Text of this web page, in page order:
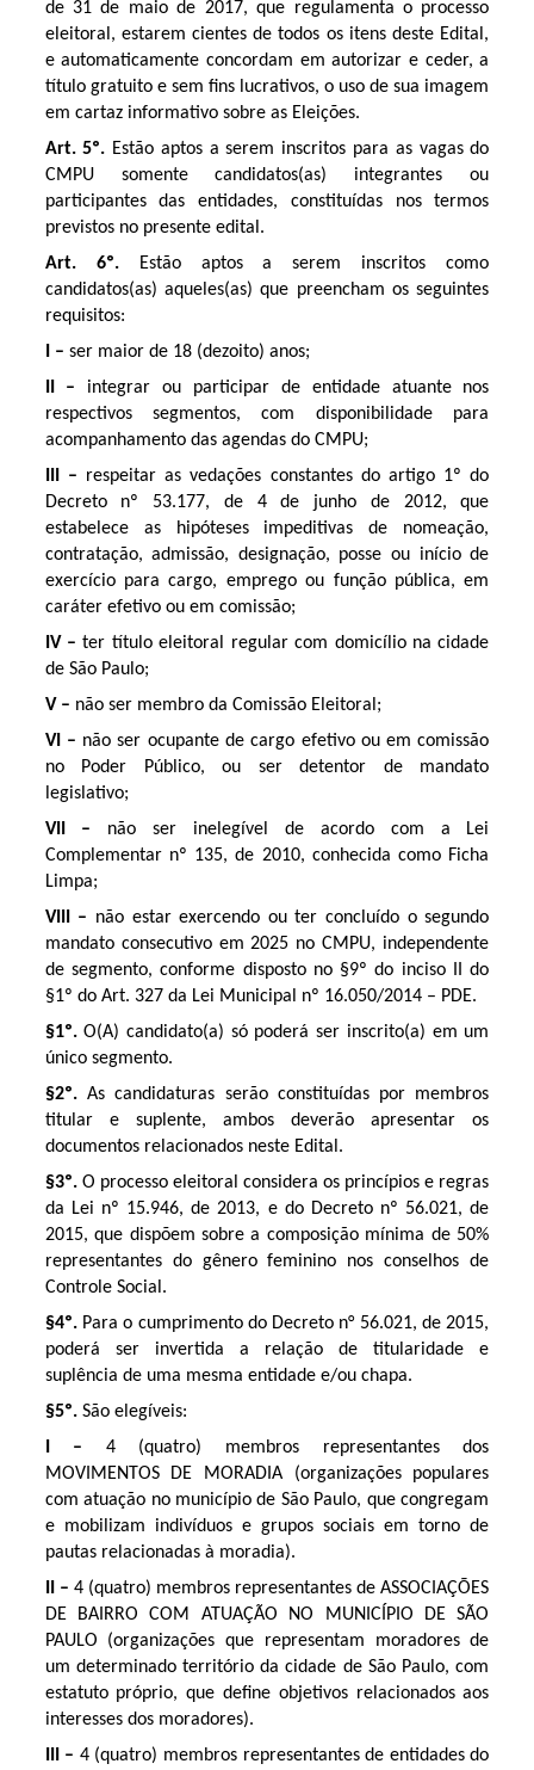
de 31 de maio de 2017, que regulamenta o processo
eleitoral, estarem cientes de todos os itens deste Edital,
e automaticamente concordam em autorizar e ceder, a
título gratuito e sem fins lucrativos, o uso de sua imagem
em cartaz informativo sobre as Eleições.
Art. 5º. Estão aptos a serem inscritos para as vagas do
CMPU somente candidatos(as) integrantes ou
participantes das entidades, constituídas nos termos
previstos no presente edital.
Art. 6º.Estão aptos a serem inscritos como
candidatos(as) aqueles(as) que preencham os seguintes
requisitos:
I – ser maior de 18 (dezoito) anos;
II – integrar ou participar de entidade atuante nos
respectivos segmentos, com disponibilidade para
acompanhamento das agendas do CMPU;
III – respeitar as vedações constantes do artigo 1º do
Decreto nº 53.177, de 4 de junho de 2012, que
estabelece as hipóteses impeditivas de nomeação,
contratação, admissão, designação, posse ou início de
exercício para cargo, emprego ou função pública, em
caráter efetivo ou em comissão;
IV – ter título eleitoral regular com domicílio na cidade
de São Paulo;
V – não ser membro da Comissão Eleitoral;
VI – não ser ocupante de cargo efetivo ou em comissão
no Poder Público, ou ser detentor de mandato
legislativo;
VII – não ser inelegível de acordo com a Lei
Complementar nº 135, de 2010, conhecida como Ficha
Limpa;
VIII – não estar exercendo ou ter concluído o segundo
mandato consecutivo em 2025 no CMPU, independente
de segmento, conforme disposto no §9º do inciso II do
§1º do Art. 327 da Lei Municipal nº 16.050/2014 – PDE.
§1º.O(A) candidato(a) só poderá ser inscrito(a) em um
único segmento.
§2º. As candidaturas serão constituídas por membros
titular e suplente, ambos deverão apresentar os
documentos relacionados neste Edital.
§3º. O processo eleitoral considera os princípios e regras
da Lei nº 15.946, de 2013, e do Decreto nº 56.021, de
2015, que dispõem sobre a composição mínima de 50%
representantes do gênero feminino nos conselhos de
Controle Social.
§4º. Para o cumprimento do Decreto n° 56.021, de 2015,
poderá ser invertida a relação de titularidade e
suplência de uma mesma entidade e/ou chapa.
§5º. São elegíveis:
I – 4 (quatro) membros representantes dos
MOVIMENTOS DE MORADIA (organizações populares
com atuação no município de São Paulo, que congregam
e mobilizam indivíduos e grupos sociais em torno de
pautas relacionadas à moradia).
II – 4 (quatro) membros representantes de ASSOCIAÇÕES
DE BAIRRO COM ATUAÇÃO NO MUNICÍPIO DE SÃO
PAULO (organizações que representam moradores de
um determinado território da cidade de São Paulo, com
estatuto próprio, que define objetivos relacionados aos
interesses dos moradores).
III – 4 (quatro) membros representantes de entidades do